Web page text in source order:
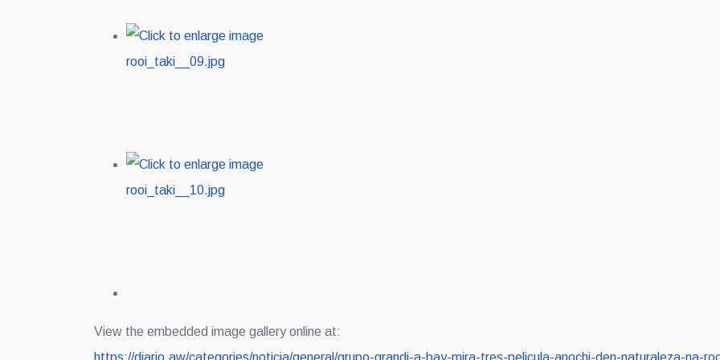
View the embedded image gallery online at: